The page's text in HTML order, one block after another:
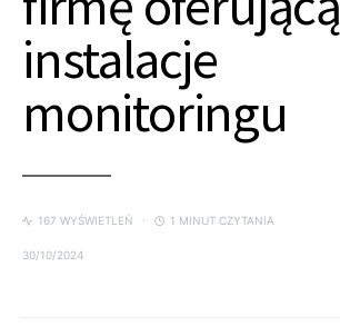
instalacje
monitoringu
167 WYŚWIETLEŃ 1 MINUT CZYTANIA
30/10/2024